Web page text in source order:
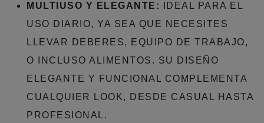
MULTIUSO Y ELEGANTE:
IDEAL PARA EL
USO DIARIO, YA SEA QUE NECESITES
LLEVAR DEBERES, EQUIPO DE TRABAJO,
O INCLUSO ALIMENTOS. SU DISEÑO
ELEGANTE Y FUNCIONAL COMPLEMENTA
CUALQUIER LOOK, DESDE CASUAL HASTA
PROFESIONAL.